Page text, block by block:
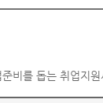
비를 돕는 취업지